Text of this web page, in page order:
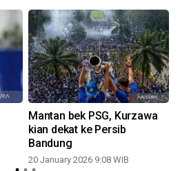
Mantan bek PSG, Kurzawa
kian dekat ke Persib
Bandung
20 January 2026 9:08 WIB